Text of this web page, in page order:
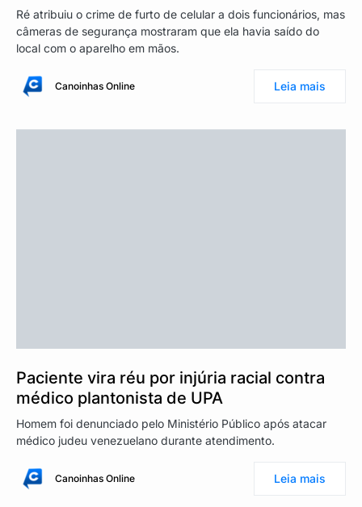
Ré atribuiu o crime de furto de celular a dois funcionários, mas
câmeras de segurança mostraram que ela havia saído do
local com o aparelho em mãos.
Canoinhas Online Leia mais
Paciente vira réu por injúria racial contra
médico plantonista de UPA
Homem foi denunciado pelo Ministério Público após atacar
médico judeu venezuelano durante atendimento.
Canoinhas Online Leia mais